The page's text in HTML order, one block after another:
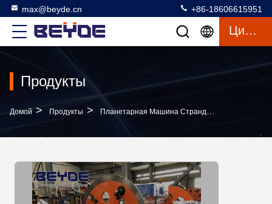
max@beyde.cn +86-18606615951
Цитата
Продукты
Домой > Продукты > Планетарная Машина Страндинг